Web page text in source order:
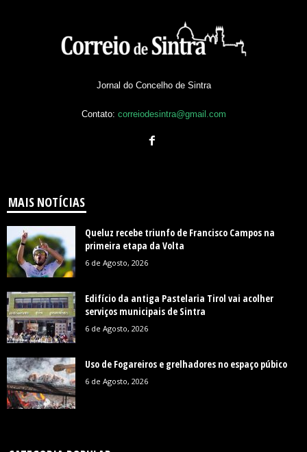
Jornal do Concelho de Sintra
Contato: correiodesintra@gmail.com
MAIS NOTÍCIAS
Queluz recebe triunfo de Francisco Campos na
primeira etapa da Volta
6 de Agosto, 2026
Edifício da antiga Pastelaria Tirol vai acolher
serviços municipais de Sintra
6 de Agosto, 2026
Uso de Fogareiros e grelhadores no espaço púbico
6 de Agosto, 2026